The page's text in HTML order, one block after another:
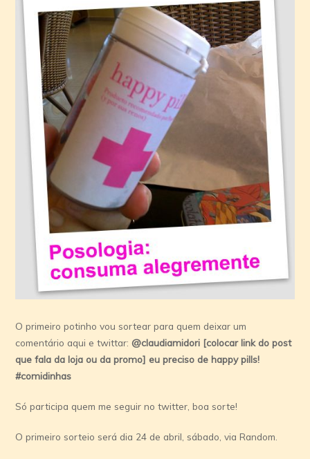
O primeiro potinho vou sortear para quem deixar um
comentário aqui e twittar: @claudiamidori [colocar link do post
que fala da loja ou da promo] eu preciso de happy pills!
#comidinhas
Só participa quem me seguir no twitter, boa sorte!
O primeiro sorteio será dia 24 de abril, sábado, via Random.